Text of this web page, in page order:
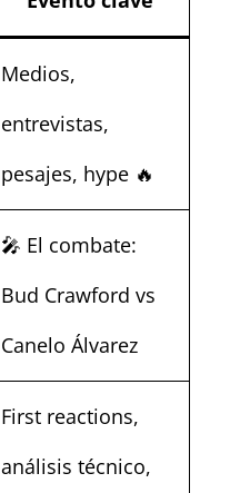
Medios,
entrevistas,
pesajes, hype 🔥
🎤 El combate:
Bud Crawford vs
Canelo Álvarez
First reactions,
análisis técnico,